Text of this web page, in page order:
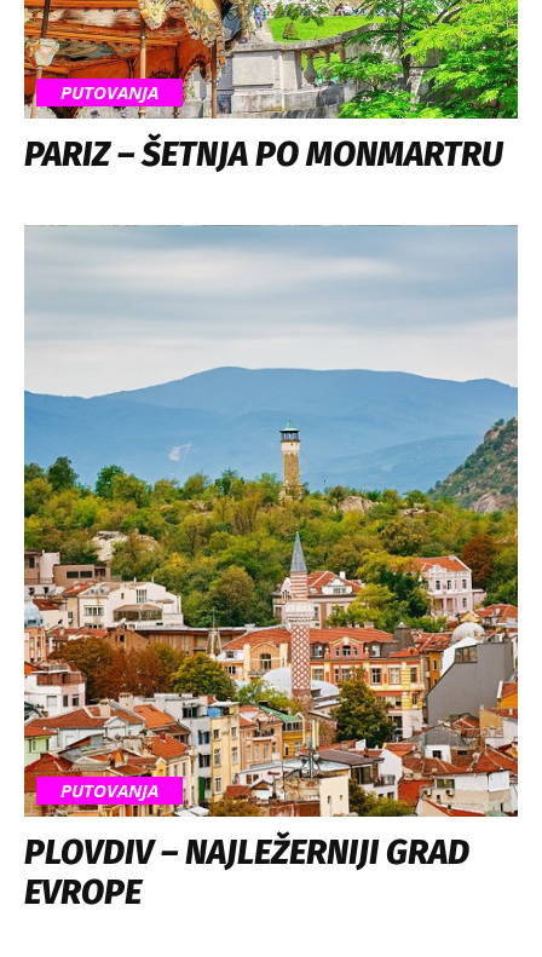
PUTOVANJA
PARIZ – ŠETNJA PO MONMARTRU
PUTOVANJA
PLOVDIV – NAJLEŽERNIJI GRAD
EVROPE